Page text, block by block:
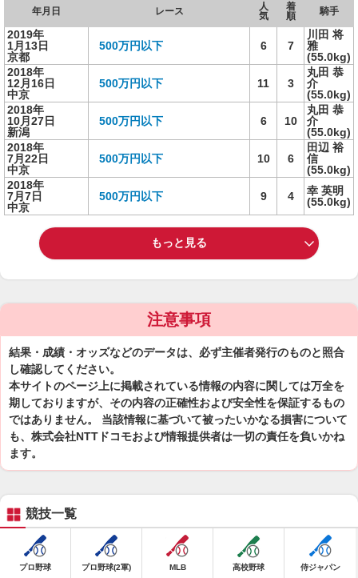
年月日 レース
人
気
着
順
騎手
2019年
1月13日
京都
500万円以下 6 7
川田 将
雅
(55.0kg)
2018年
12月16日
中京
500万円以下 11 3
丸田 恭
介
(55.0kg)
2018年
10月27日
新潟
500万円以下 6 10
丸田 恭
介
(55.0kg)
2018年
7月22日
中京
500万円以下 10 6
田辺 裕
信
(55.0kg)
2018年
7月7日
中京
500万円以下 9 4
幸 英明
(55.0kg)
もっと見る
注意事項
結果・成績・オッズなどのデータは、必ず主催者発行のものと照合
し確認してください。
本サイトのページ上に掲載されている情報の内容に関しては万全を
期しておりますが、その内容の正確性および安全性を保証するもの
ではありません。 当該情報に基づいて被ったいかなる損害について
も、株式会社NTTドコモおよび情報提供者は一切の責任を負いかね
ます。
競技一覧
プロ野球 プロ野球(2軍) MLB 高校野球 侍ジャパン